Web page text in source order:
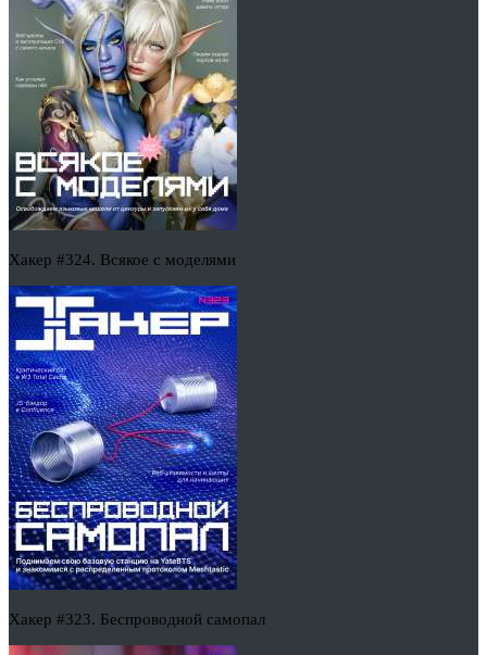
Хакер #324. Всякое с моделями
Хакер #323. Беспроводной самопал